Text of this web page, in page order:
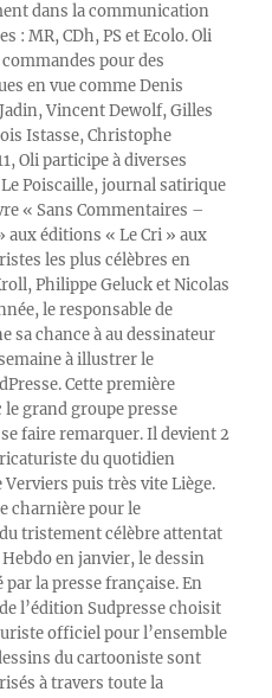
dans la communication
: MR, CDh, PS et Ecolo. Oli
pour des
en vue comme Denis
Vincent Dewolf, Gilles
Istasse, Christophe
Oli participe à diverses
Poiscaille, journal satirique
« Sans Commentaires –
aux éditions « Le Cri » aux
les plus célèbres en
Philippe Geluck et Nicolas
le responsable de
sa chance à au dessinateur
à illustrer le
Cette première
grand groupe presse
faire remarquer. Il devient 2
du quotidien
Verviers puis très vite Liège.
charnière pour le
tristement célèbre attentat
en janvier, le dessin
par la presse française. En
l’édition Sudpresse choisit
officiel pour l’ensemble
du cartooniste sont
à travers toute la